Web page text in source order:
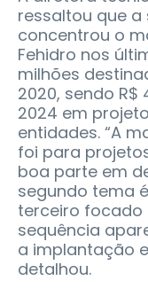
ressaltou que
concentrou o
Fehidro nos
milhões
2020, sendo
2024 em
entidades. “A
foi para
boa parte em
segundo tema
terceiro focado
sequência
a implantação
detalhou.